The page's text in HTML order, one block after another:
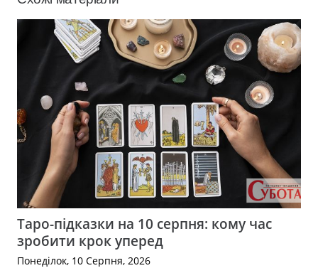
Таро-підказки на 10 серпня: кому час
зробити крок уперед
Понеділок, 10 Серпня, 2026